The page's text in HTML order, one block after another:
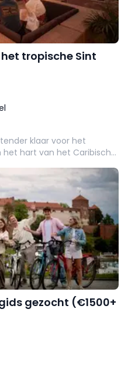
tropische Sint
klaar voor het
het hart van het Caribisch
gezocht (€1500+